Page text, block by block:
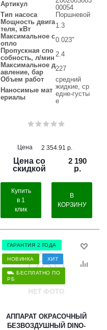
Артикул
00054
Тип насоса
Поршневой
Мощность двига
теля, кВт
1.3
Максимальное с
опло
0.023"
Пропускная спо
собность, л/мин 2.4
Максимальное д
авление, бар
227
Объем работ
средний
Наносимые мат
ериалы
жидкие, ср
едне-густы
е
Цена 2 354.91 р.
Цена со
скидкой
2 190
р.
Купить
в 1
клик
В
КОРЗИНУ
ГАРАНТИЯ 2 ГОДА
НОВИНКА ХИТ
⛟ БЕСПЛАТНО ПО
РБ
АППАРАТ ОКРАСОЧНЫЙ
БЕЗВОЗДУШНЫЙ DINO-